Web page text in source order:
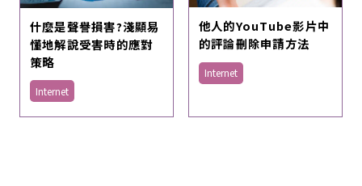
什麼是聲譽損害?淺顯易
懂地解說受害時的應對
策略
Internet
他人的YouTube影片中
的評論刪除申請方法
Internet